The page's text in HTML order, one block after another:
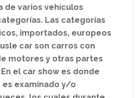
de varios vehículos
Las categorías
importados, europeos
car son carros con
motores y otras partes
el car show es donde
examinado y/o